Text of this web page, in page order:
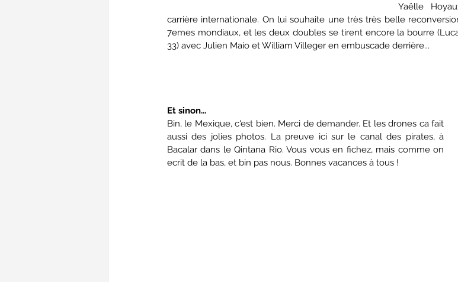
Yaëlle
carrière internationale. On lui souhaite une très très belle
7emes mondiaux, et les deux doubles se tirent encore la bourre
33) avec Julien Maio et William Villeger en embuscade derrière...
Et sinon...
Bin, le Mexique, c'est bien. Merci de demander. Et les drones ca fait
aussi des jolies photos. La preuve ici sur le canal des pirates, à
Bacalar dans le Qintana Rio. Vous vous en fichez, mais comme on
ecrit de la bas, et bin pas nous. Bonnes vacances à tous !